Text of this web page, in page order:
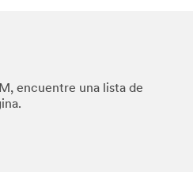
encuentre una lista de